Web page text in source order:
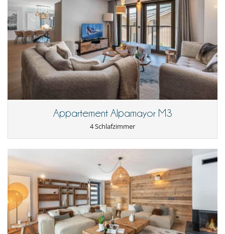
Für Ihren Komfort und Ihr Wohlbefinden
Innenwhirlpool
Kamin
In der Nähe
Pisten weniger als 500 m entfernt
Kinder
Kinder willkommen
Küche und Ausstattung
amerikanische Küche
Spülmaschine
voll ausgestattete Küche
Wäschetrockner
Waschmaschine
Personal
Haushälterin
Appartement Alpamayor M3
4 Schlafzimmer